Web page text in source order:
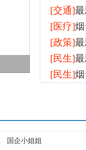
[交通]
[医疗]
[政策]
[民生]
[民生]
国企小姐姐